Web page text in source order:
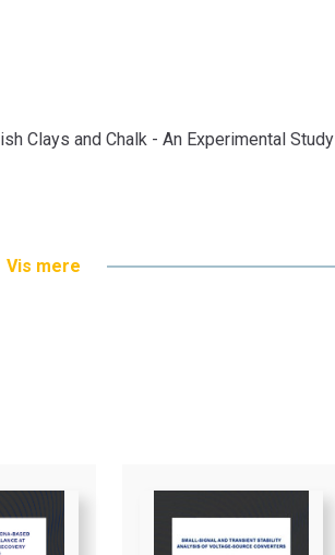
Clays and Chalk - An Experimental Study
Vis mere